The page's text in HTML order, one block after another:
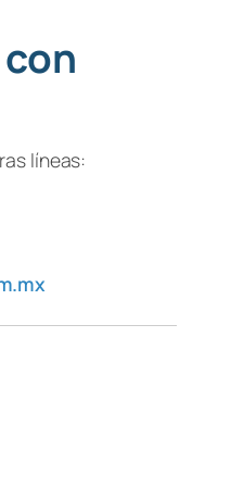
líneas: